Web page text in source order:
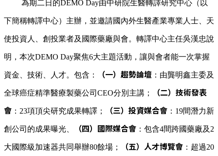
為期二日的DEMO Day由中研院生醫轉譯研究中心（以
下簡稱轉譯中心）主辦，並邀請國內外生醫產業專業人士、天
使投資人、創投業者及國際藥廠與會。轉譯中心主任吳漢忠說
明，本次DEMO Day聚焦6大主題活動，讓與會者能一次掌握
資金、技術、人才。包含： （一）趨勢論壇 ：由龔明鑫主委及
全球癌症精準醫療製藥公司CEO分別主講；
（二）技術發表
會 ：23項頂尖研究成果轉譯； （三）投資媒合會 ：19間潛力新
創公司的成果曝光、 （四）國際媒合會 ：包含4間跨國藥廠及2
大國際級加速器共同舉辦80餘場； （五）人才博覽會 ：超過20